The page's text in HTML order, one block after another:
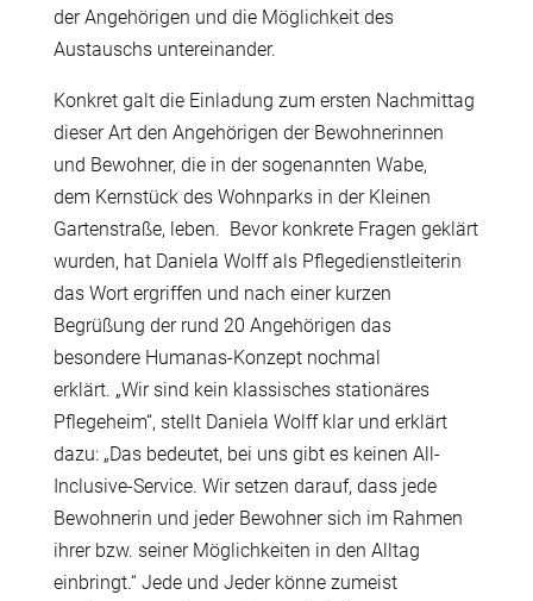
der Angehörigen und die Möglichkeit des
Austauschs untereinander.
Konkret galt die Einladung zum ersten Nachmittag
dieser Art den Angehörigen der Bewohnerinnen
und Bewohner, die in der sogenannten Wabe,
dem Kernstück des Wohnparks in der Kleinen
Gartenstraße, leben. Bevor konkrete Fragen geklärt
wurden, hat Daniela Wolff als Pflegedienstleiterin
das Wort ergriffen und nach einer kurzen
Begrüßung der rund 20 Angehörigen das
besondere Humanas-Konzept nochmal
erklärt. „Wir sind kein klassisches stationäres
Pflegeheim“, stellt Daniela Wolff klar und erklärt
dazu: „Das bedeutet, bei uns gibt es keinen All-
Inclusive-Service. Wir setzen darauf, dass jede
Bewohnerin und jeder Bewohner sich im Rahmen
ihrer bzw. seiner Möglichkeiten in den Alltag
einbringt.“ Jede und Jeder könne zumeist